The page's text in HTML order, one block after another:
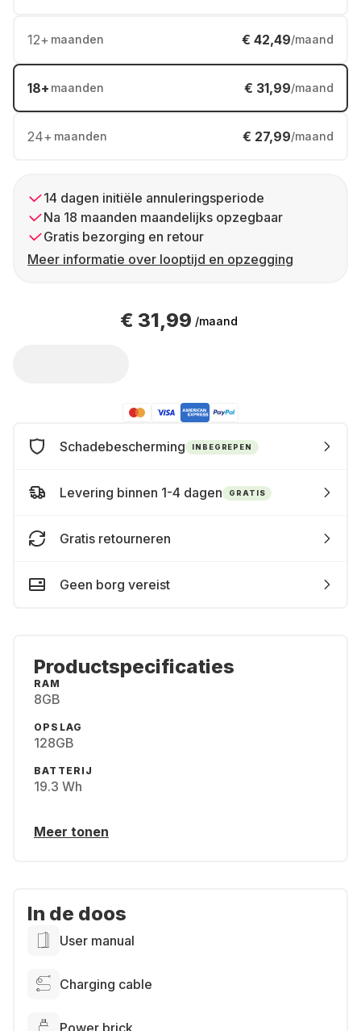
12+ maanden € 42,49/maand
18+ maanden € 31,99/maand
24+ maanden € 27,99/maand
14 dagen initiële annuleringsperiode
Na 18 maanden maandelijks opzegbaar
Gratis bezorging en retour
Meer informatie over looptijd en opzegging
€ 31,99 /maand
Schadebescherming INBEGREPEN
Levering binnen 1-4 dagen GRATIS
Gratis retourneren
Geen borg vereist
Productspecificaties
RAM
8GB
OPSLAG
128GB
BATTERIJ
19.3 Wh
Meer tonen
In de doos
User manual
Charging cable
Power brick